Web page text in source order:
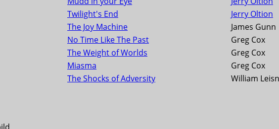
Twilight's End
Jerry Oltion
The Joy Machine
James Gunn
No Time Like The Past
Greg Cox
The Weight of Worlds
Greg Cox
Miasma
Greg Cox
The Shocks of Adversity William